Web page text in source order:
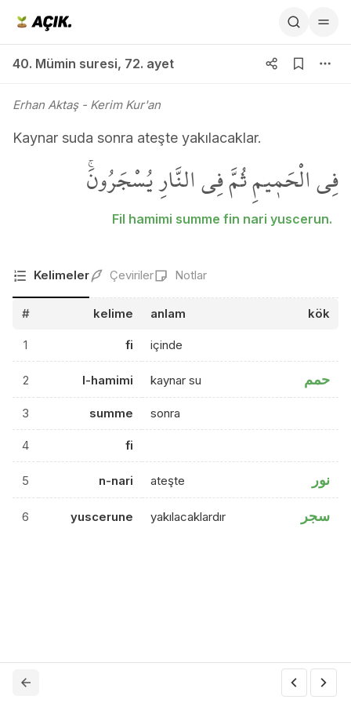
40. Mümin suresi, 72. ayet
Erhan Aktaş- Kerim Kur'an
Kaynar suda sonra ateşte yakılacaklar.
فِي الْحَم۪يمِ ثُمَّ فِي النَّارِ يُسْجَرُونَۚ
Fil hamimi summe fin nari yuscerun.
Kelimeler Çeviriler Notlar
# kelime anlam kök
1 fi içinde
2 l-hamimi kaynar su حمم
3 summe sonra
4 fi
5 n-nari ateşte نور
6 yuscerune yakılacaklardır سجر